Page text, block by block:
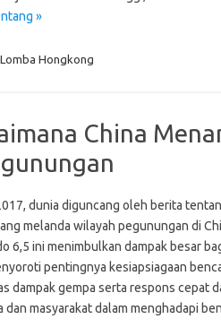
»
Lomba Hongkong
China
dunia diguncang oleh berita
melanda wilayah pegunungan di
6,5 ini menimbulkan dampak besar
pentingnya kesiapsiagaan
dampak gempa serta respons cepat
dan masyarakat dalam menghadapi